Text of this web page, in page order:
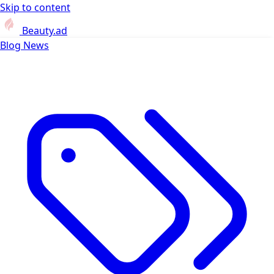
Skip to content
Beauty.ad
Blog News